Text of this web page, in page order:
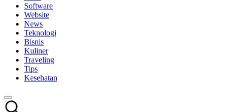
Software
Website
News
Teknologi
Bisnis
Kuliner
Traveling
Tips
Kesehatan